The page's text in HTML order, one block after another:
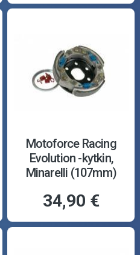
Motoforce Racing
Evolution -kytkin,
Minarelli (107mm)
34,90 €